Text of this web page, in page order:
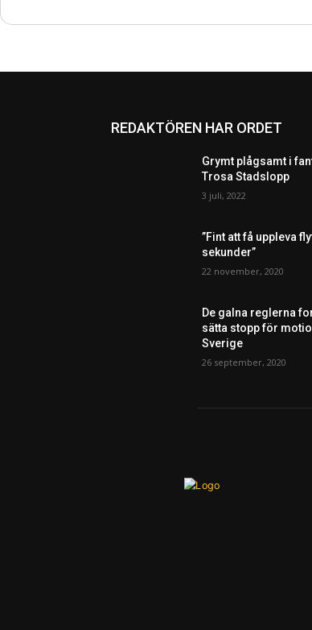
REDAKTÖREN HAR ORDET
Grymt plågsamt i
Trosa Stadslopp
3 juli, 2022
”Fint att få uppleva
sekunder”
22 november, 2020
De galna reglerna
sätta stopp för
Sverige
26 september, 2020